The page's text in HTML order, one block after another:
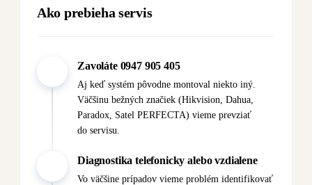
Ako prebieha servis
Zavoláte 0947 905 405
Aj keď systém pôvodne montoval niekto iný.
Väčšinu bežných značiek (Hikvision, Dahua,
Paradox, Satel PERFECTA) vieme prevziať
do servisu.
Diagnostika telefonicky alebo vzdialene
Vo väčšine prípadov vieme problém identifikovať